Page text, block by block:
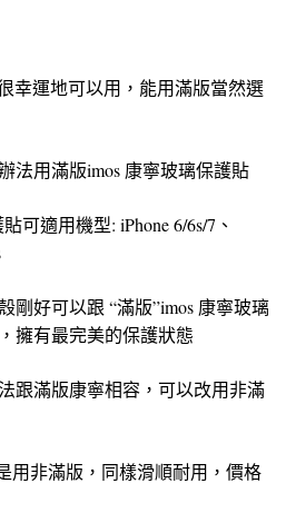
幸運地可以用，能用滿版當然選
法用滿版imos 康寧玻璃保護貼
可適用機型: iPhone 6/6s/7、
剛好可以跟 “滿版”imos 康寧玻璃
擁有最完美的保護狀態
跟滿版康寧相容，可以改用非滿
用非滿版，同樣滑順耐用，價格